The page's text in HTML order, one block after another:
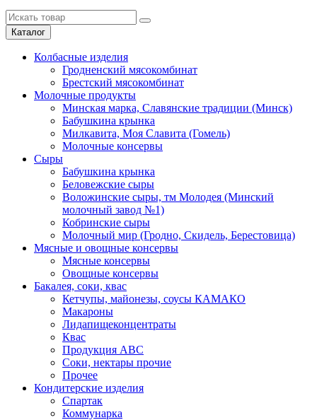
Каталог
Колбасные изделия
Гродненский мясокомбинат
Брестский мясокомбинат
Молочные продукты
Минская марка, Славянские традиции (Минск)
Бабушкина крынка
Милкавита, Моя Славита (Гомель)
Молочные консервы
Сыры
Бабушкина крынка
Беловежские сыры
Воложинские сыры, тм Молодея (Минский
молочный завод №1)
Кобринские сыры
Молочный мир (Гродно, Скидель, Берестовица)
Мясные и овощные консервы
Мясные консервы
Овощные консервы
Бакалея, соки, квас
Кетчупы, майонезы, соусы КАМАКО
Макароны
Лидапищеконцентраты
Квас
Продукция АВС
Соки, нектары прочие
Прочее
Кондитерские изделия
Спартак
Коммунарка